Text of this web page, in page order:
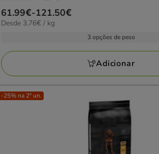
4.8
estrelas
com
avaliações
Preço
de
121.50€
61.99€-121.50€
3.76€
Desde 3.76€ / kg
3 opções de peso
Adicionar
-25% na 2ª un.